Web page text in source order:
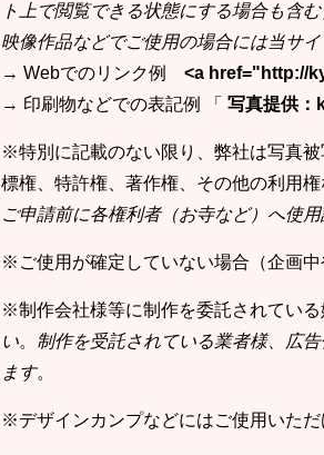
ト上で閲覧できる状態にする場合も含
映像作品などでご使用の場合には当サ
→ Webでのリンク例 <a href="http://
→ 印刷物などでの表記例 「 写真提供
※特別に記載のない限り、弊社は写真
標権、特許権、著作権、その他の利用
ご申請前に各権利者（お寺など）へ使
※ご使用が確定していない場合（企画中
※制作会社様等に制作を委託されている
い。 制作を受託されている業者様、広
ます。
※デザインカンプなどにはご使用いただ